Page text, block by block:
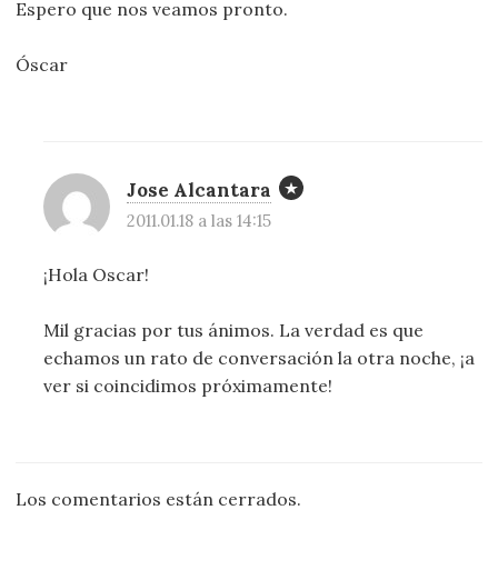
Espero que nos veamos pronto.
Óscar
Jose Alcantara
2011.01.18 a las 14:15
¡Hola Oscar!
Mil gracias por tus ánimos. La verdad es que
echamos un rato de conversación la otra noche, ¡a
ver si coincidimos próximamente!
Los comentarios están cerrados.